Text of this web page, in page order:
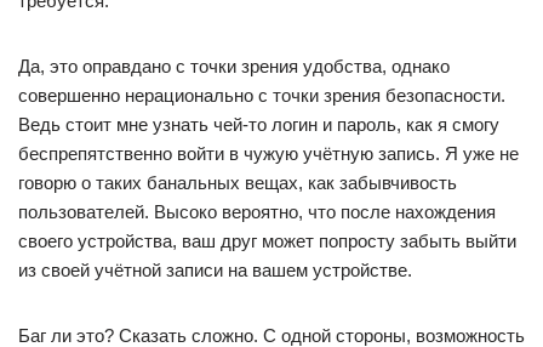
Да, это оправдано с точки зрения удобства, однако
совершенно нерационально с точки зрения безопасности.
Ведь стоит мне узнать чей-то логин и пароль, как я смогу
беспрепятственно войти в чужую учётную запись. Я уже не
говорю о таких банальных вещах, как забывчивость
пользователей. Высоко вероятно, что после нахождения
своего устройства, ваш друг может попросту забыть выйти
из своей учётной записи на вашем устройстве.
Баг ли это? Сказать сложно. С одной стороны, возможность